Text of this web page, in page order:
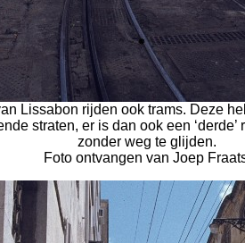
Lissabon rijden ook trams. Deze
straten, er is dan ook een
zonder weg te glijden.
Foto ontvangen van Joep